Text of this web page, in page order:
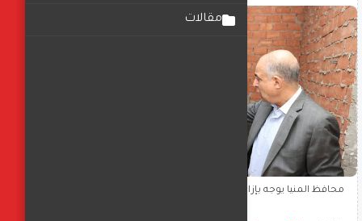
مقالات
محافظ المنيا يوجه بإزالة برج مخالف في بني مزار وإحالة المقصرين